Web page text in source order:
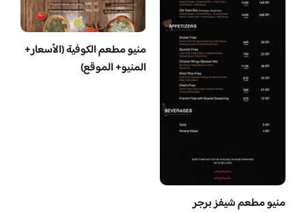
منيو مطعم شيفز برجر
منيو مطعم الكوفية (الأسعار+
المنيو+ الموقع)